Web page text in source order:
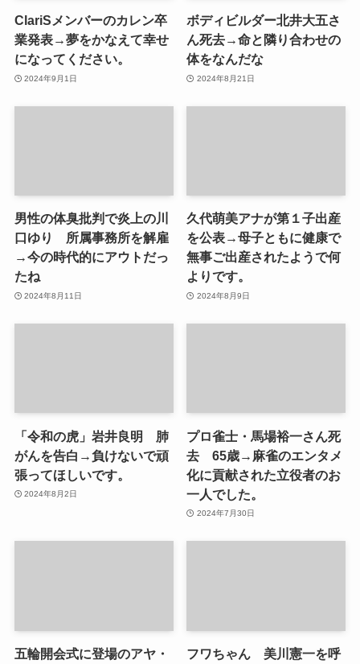
ClariSメンバーのカレン卒
業発表→夢をかなえて幸せ
になってください。
2024年9月1日
ボディビルダー北井大五さ
ん死去→命と隣り合わせの
体をなんだな
2024年8月21日
男性の体臭批判で炎上の川
口ゆり 所属事務所を解雇
→今の時代的にアウトだっ
たね
2024年8月11日
久代萌美アナが第１子出産
を公表→母子ともに健康で
無事ご出産されたようで何
よりです。
2024年8月9日
「令和の虎」岩井良明 肺
がんを告白→負けないで頑
張ってほしいです。
2024年8月2日
プロ雀士・馬場裕一さん死
去 65歳→麻雀のエンタメ
化に貢献された立役者のお
一人でした。
2024年7月30日
五輪開会式に登場のアヤ・
フワちゃん 美川憲一を呼